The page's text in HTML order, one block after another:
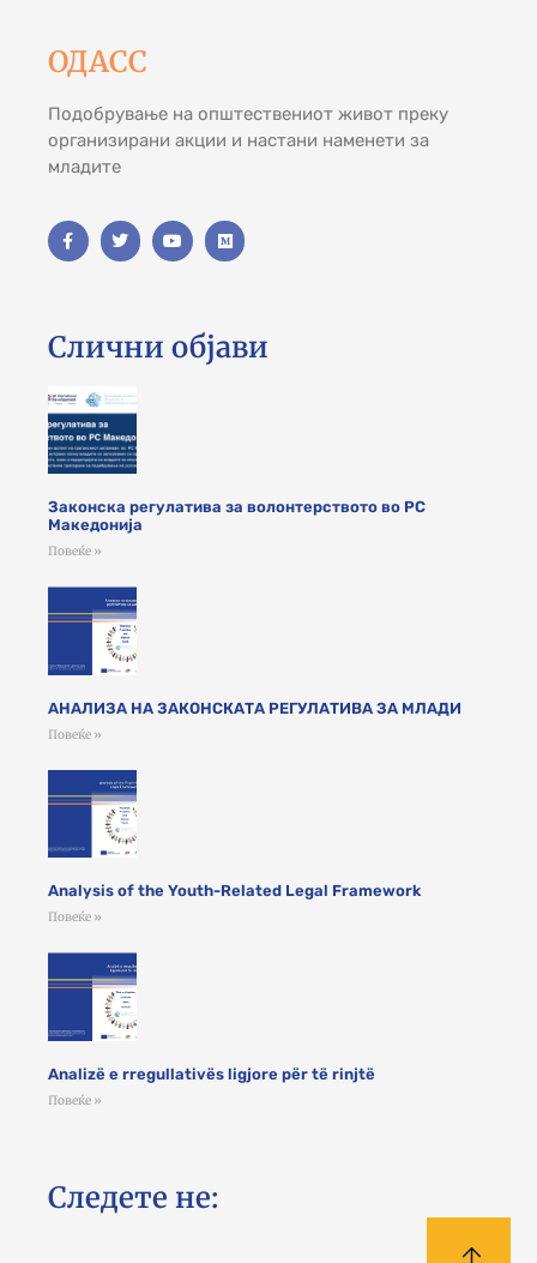
ОДАСС
Подобрување на општествениот живот преку
организирани акции и настани наменети за
младите
Слични објави
Законска регулатива за волонтерството во РС
Македонија
Повеќе »
АНАЛИЗА НА ЗАКОНСКАТА РЕГУЛАТИВА ЗА МЛАДИ
Повеќе »
Analysis of the Youth-Related Legal Framework
Повеќе »
Analizë e rregullativës ligjore për të rinjtë
Повеќе »
Следете не: